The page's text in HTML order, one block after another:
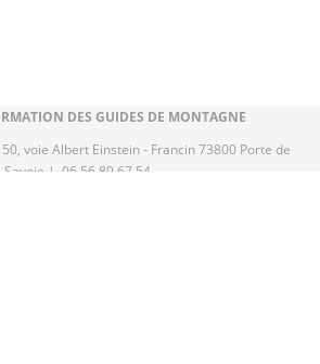
DES GUIDES DE MONTAGNE
voie Albert Einstein - Francin 73800 Porte de
Savoie | 06 56 89 67 54